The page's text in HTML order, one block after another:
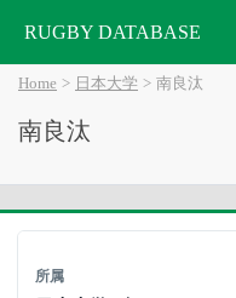
RUGBY DATABASE
Home 日本大学 南良汰
南良汰
所属